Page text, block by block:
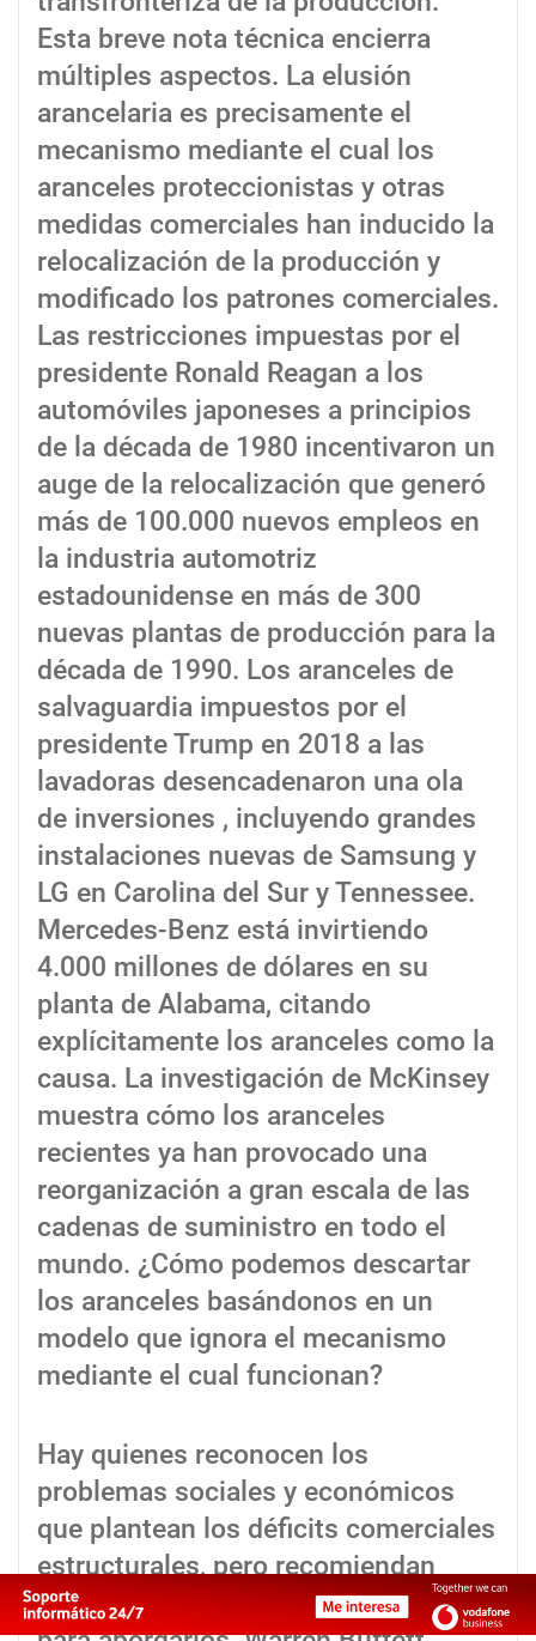
Esta breve nota técnica encierra
múltiples aspectos. La elusión
arancelaria es precisamente el
mecanismo mediante el cual los
aranceles proteccionistas y otras
medidas comerciales han inducido la
relocalización de la producción y
modificado los patrones comerciales.
Las restricciones impuestas por el
presidente Ronald Reagan a los
automóviles japoneses a principios
de la década de 1980 incentivaron un
auge de la relocalización que generó
más de 100.000 nuevos empleos en
la industria automotriz
estadounidense en más de 300
nuevas plantas de producción para la
década de 1990. Los aranceles de
salvaguardia impuestos por el
presidente Trump en 2018 a las
lavadoras desencadenaron una ola
de inversiones , incluyendo grandes
instalaciones nuevas de Samsung y
LG en Carolina del Sur y Tennessee.
Mercedes-Benz está invirtiendo
4.000 millones de dólares en su
planta de Alabama, citando
explícitamente los aranceles como la
causa. La investigación de McKinsey
muestra cómo los aranceles
recientes ya han provocado una
reorganización a gran escala de las
cadenas de suministro en todo el
mundo. ¿Cómo podemos descartar
los aranceles basándonos en un
modelo que ignora el mecanismo
mediante el cual funcionan?
Hay quienes reconocen los
problemas sociales y económicos
que plantean los déficits comerciales
estructurales, pero recomiendan
medidas distintas a los aranceles